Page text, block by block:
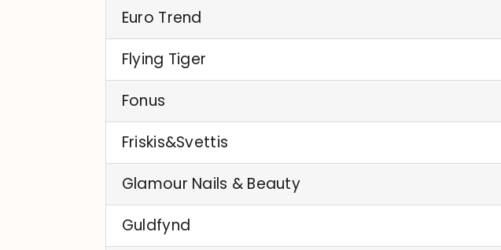
Euro Trend
Flying Tiger
Fonus
Friskis&Svettis
Glamour Nails & Beauty
Guldfynd